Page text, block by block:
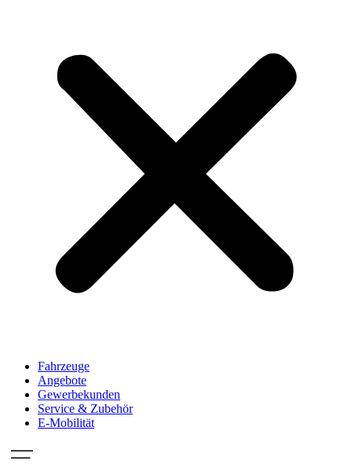
Fahrzeuge
Angebote
Gewerbekunden
Service & Zubehör
E-Mobilität